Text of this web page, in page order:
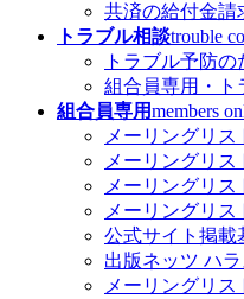
共済の給付金請
トラブル相談trouble
トラブル予防の
組合員専用・ト
組合員専用members
メーリングリ
メーリングリス
メーリングリス
メーリングリ
公式サイト掲載
出版ネッツ ハ
メーリングリス